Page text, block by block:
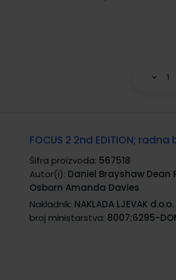
FOCUS 2 2nd EDITION;
Šifra proizvoda: 567518
Autor(i): Daniel Brayshaw Dean
Osborn Amanda Davies
Nakladnik: NAKLADA LJEVAK d.o.o.
broj ministarstva: 8007;6295-